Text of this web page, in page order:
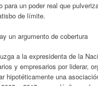
para un poder real que
de límite.
un argumento de cobertura
a la expresidenta de la
y empresarios por liderar,
hipotéticamente una